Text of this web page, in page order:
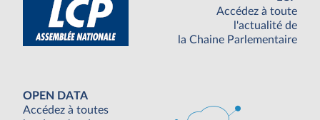
Accédez à toute
l'actualité de
la Chaine Parlementaire
OPEN DATA
Accédez à toutes